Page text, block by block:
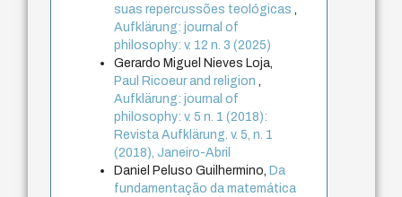
suas repercussões teológicas,
Aufklärung: journal of
philosophy: v. 12 n. 3 (2025)
Gerardo Miguel Nieves Loja,
Paul Ricoeur and religion,
Aufklärung: journal of
philosophy: v. 5 n. 1 (2018):
Revista Aufklärung. v. 5, n. 1
(2018), Janeiro-Abril
Daniel Peluso Guilhermino, Da
fundamentação da matemática